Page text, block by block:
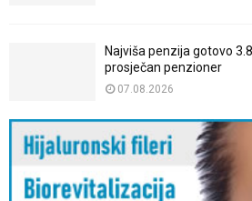
Najviša penzija gotovo
prosječan penzioner
07.08.2026